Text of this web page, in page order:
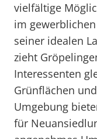
vielfältige
im
seiner idealen
zieht
Interessenten
Grünflächen
Umgebung
für